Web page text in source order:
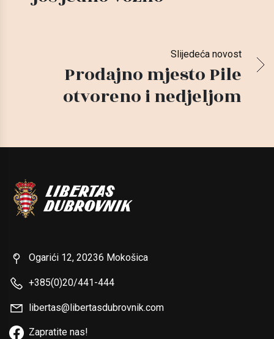
Slijedeća novost
Prodajno mjesto Pile
otvoreno i nedjeljom
Ogarići 12, 20236 Mokošica
+385(0)20/441-444
libertas@libertasdubrovnik.com
Zapratite nas!